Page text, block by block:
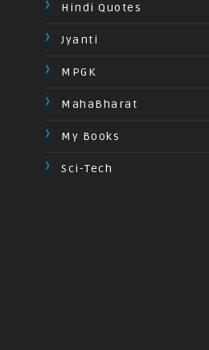
Hindi Quotes
Jyanti
MPGK
MahaBharat
My Books
Sci-Tech